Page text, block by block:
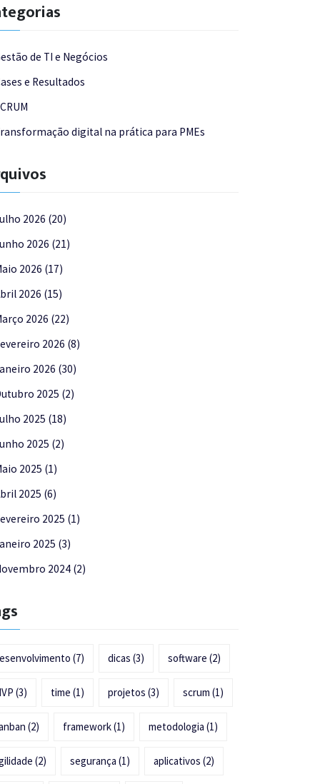
de TI e Negócios
e Resultados
digital na prática para PMEs
2026 (20)
2026 (21)
2026 (17)
2026 (15)
2026 (22)
2026 (8)
2026 (30)
2025 (2)
2025 (18)
2025 (2)
2025 (1)
2025 (6)
2025 (1)
2025 (3)
2024 (2)
(7) dicas (3) software (2)
(3) time (1) projetos (3) scrum (1)
(2) framework(1) metodologia (1)
(2) segurança (1) aplicativos (2)